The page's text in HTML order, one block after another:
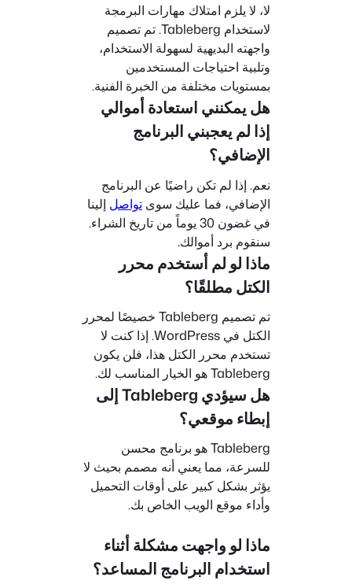
لا، لا يلزم امتلاك مهارات البرمجة
لاستخدام Tableberg. تم تصميم
واجهته البديهية لسهولة الاستخدام،
وتلبية احتياجات المستخدمين
بمستويات مختلفة من الخبرة الفنية.
هل يمكنني استعادة أموالي
إذا لم يعجبني البرنامج
الإضافي؟
نعم. إذا لم تكن راضيًا عن البرنامج
الإضافي، فما عليك سوى تواصل إلينا
في غضون 30 يوماً من تاريخ الشراء.
سنقوم برد أموالك.
ماذا لو لم أستخدم محرر
الكتل مطلقًا؟
تم تصميم Tableberg خصيصًا لمحرر
الكتل في WordPress. إذا كنت لا
تستخدم محرر الكتل هذا، فلن يكون
Tableberg هو الخيار المناسب لك.
هل سيؤدي Tableberg إلى
إبطاء موقعي؟
Tableberg هو برنامج محسن
للسرعة، مما يعني أنه مصمم بحيث لا
يؤثر بشكل كبير على أوقات التحميل
وأداء موقع الويب الخاص بك.
ماذا لو واجهت مشكلة أثناء
استخدام البرنامج المساعد؟